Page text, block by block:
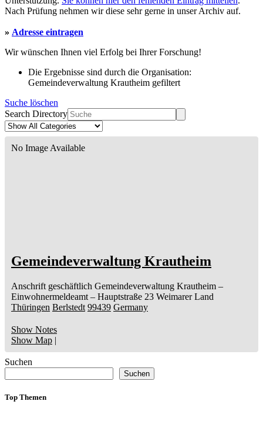
Nach Prüfung nehmen wir diese sehr gerne in unser Archiv auf.
» Adresse eintragen
Wir wünschen Ihnen viel Erfolg bei Ihrer Forschung!
Die Ergebnisse sind durch die Organisation:
Gemeindeverwaltung Krautheim gefiltert
Suche löschen
Search Directory
No Image Available
Gemeindeverwaltung Krautheim
Anschrift geschäftlich Gemeindeverwaltung Krautheim –
Einwohnermeldeamt – Hauptstraße 23 Weimarer Land
Thüringen Berlstedt 99439 Germany
Show Notes
Show Map |
Suchen
Suchen
Top Themen